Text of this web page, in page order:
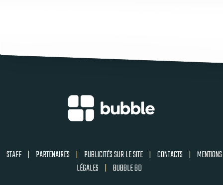
STAFF | PARTENAIRES | PUBLICITÉS SUR LE SITE | CONTACTS | MENTIONS
LÉGALES | BUBBLE BD